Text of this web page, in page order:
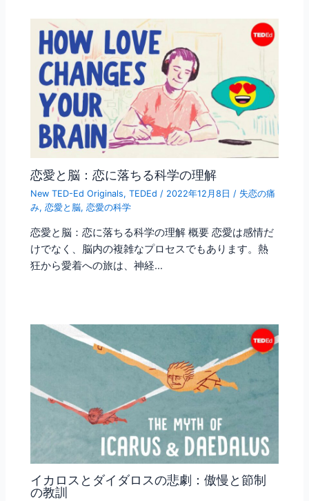
恋愛と脳：恋に落ちる科学の理解
New TED-Ed Originals,TEDEd / 2022年12月8日 / 失恋の痛
み,恋愛と脳,恋愛の科学
恋愛と脳：恋に落ちる科学の理解 概要 恋愛は感情だ
けでなく、脳内の複雑なプロセスでもあります。熱
狂から愛着への旅は、神経…
イカロスとダイダロスの悲劇：傲慢と節制
の教訓